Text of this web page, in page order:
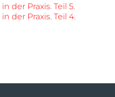
der Praxis. Teil 5.
der Praxis. Teil 4.